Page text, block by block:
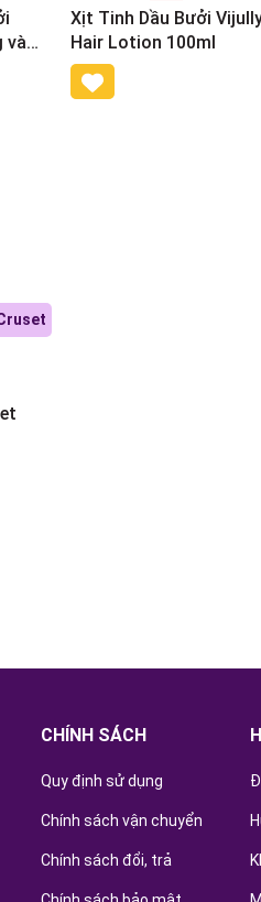
và
Xịt Tinh Dầu Bưởi Vijully
Hair Lotion 100ml
CHÍNH SÁCH
Quy định sử dụng
Chính sách vận chuyển
Chính sách đổi, trả